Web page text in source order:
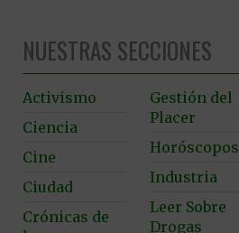
NUESTRAS SECCIONES
Activismo
Ciencia
Cine
Ciudad
Crónicas de
Gestión del
Placer
Horóscopos
Industria
Leer Sobre
Drogas